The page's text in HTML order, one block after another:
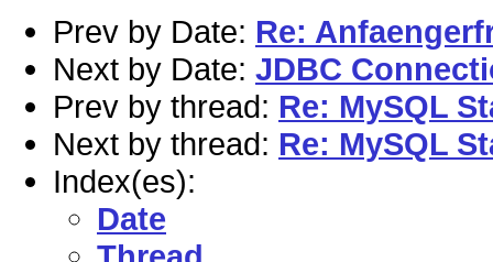
Prev by Date: Re:
Next by Date: JDBC
Prev by thread: Re: MySQL
Next by thread: Re: MySQL
Index(es):
Date